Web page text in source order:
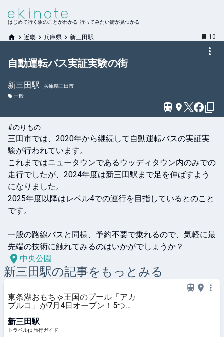
はじめて行く駅のことがわかる 行ってみたい街が見つかる
近畿 兵庫県 新三田駅 10
自動運転バス実証実験の街
新三田駅
兵庫県三田市
一般
#のりもの
三田市では、2020年から継続して自動運転バスの実証実
験が行われています。
これまではニュータウンであるウッディタウン内のみでの
走行でしたが、2024年度は新三田駅まで足を伸ばすよう
になりました。
2025年度以降はレベル4での運行を目指しているとのこと
です。
一般の路線バスと同様、予約不要で乗れるので、気軽に最
先端の技術に触れてみるのはいかがでしょうか？
中央公園
新三田駅の記事をもっとみる
東条湖おもちゃ王国のプール「アカ
プルコ」が7月4日オープン！5つの
庫県 | トラベルjp 旅行ガイド
新三田駅
トラベルjp 旅行ガイド